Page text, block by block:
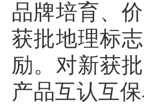
品牌培育、
获批地理标
励。对新获
产品互认互